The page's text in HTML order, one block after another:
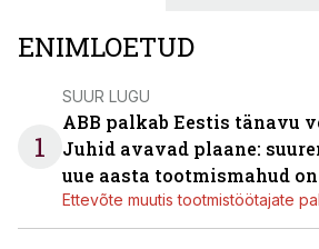
ENIMLOETUD
1
SUUR LUGU
ABB palkab Eestis tänavu
Juhid avavad plaane:
uue aasta tootmismahud
Ettevõte muutis tootmistöötajate